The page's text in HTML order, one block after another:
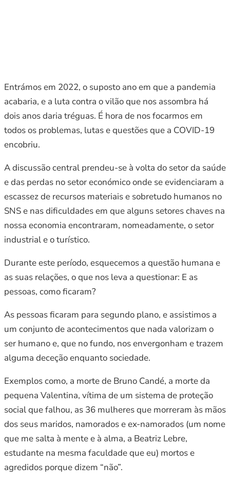
Entrámos em 2022, o suposto ano em que a pandemia
acabaria, e a luta contra o vilão que nos assombra há
dois anos daria tréguas. É hora de nos focarmos em
todos os problemas, lutas e questões que a COVID-19
encobriu.
A discussão central prendeu-se à volta do setor da saúde
e das perdas no setor económico onde se evidenciaram a
escassez de recursos materiais e sobretudo humanos no
SNS e nas dificuldades em que alguns setores chaves na
nossa economia encontraram, nomeadamente, o setor
industrial e o turístico.
Durante este período, esquecemos a questão humana e
as suas relações, o que nos leva a questionar: E as
pessoas, como ficaram?
As pessoas ficaram para segundo plano, e assistimos a
um conjunto de acontecimentos que nada valorizam o
ser humano e, que no fundo, nos envergonham e trazem
alguma deceção enquanto sociedade.
Exemplos como, a morte de Bruno Candé, a morte da
pequena Valentina, vítima de um sistema de proteção
social que falhou, as 36 mulheres que morreram às mãos
dos seus maridos, namorados e ex-namorados (um nome
que me salta à mente e à alma, a Beatriz Lebre,
estudante na mesma faculdade que eu) mortos e
agredidos porque dizem “não”.